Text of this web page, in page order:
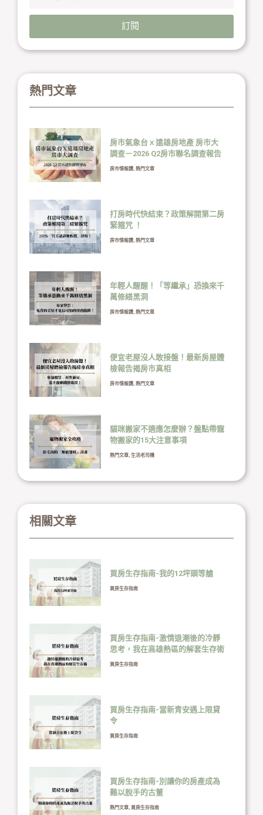
訂閱
熱門文章
房市氣象台ｘ遠雄房地產 房市大
調查－2026 Q2房市聯名調查報告
房市情報讚, 熱門文章
打房時代快結束？政策解開第二房
緊箍咒 ！
房市情報讚, 熱門文章
年輕人醒醒！「等繼承」恐換來千
萬修繕黑洞
房市情報讚, 熱門文章
便宜老屋沒人敢接盤！最新房屋體
檢報告揭房市真相
房市情報讚, 熱門文章
貓咪搬家不適應怎麼辦？盤點帶寵
物搬家的15大注意事項
熱門文章, 生活老司機
相關文章
買房生存指南-我的12坪頭等艙
買房生存指南
買房生存指南-激情退潮後的冷靜
思考，我在高雄熱區的解套生存術
買房生存指南
買房生存指南-當新青安遇上限貸
令
買房生存指南
買房生存指南-別讓你的房產成為
難以脫手的古董
熱門文章, 買房生存指南